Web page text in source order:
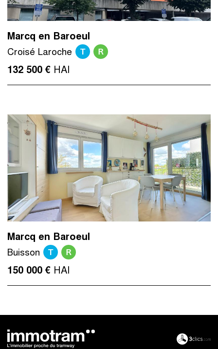
Marcq en Baroeul
Croisé Laroche T R
132 500 € HAI
Marcq en Baroeul
Buisson T R
150 000 € HAI